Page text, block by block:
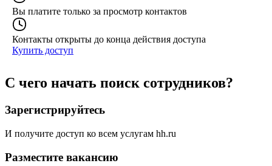
Вы платите только за просмотр контактов
Контакты открыты до конца действия доступа
Купить доступ
С чего начать поиск сотрудников?
Зарегистрируйтесь
И получите доступ ко всем услугам hh.ru
Разместите вакансию